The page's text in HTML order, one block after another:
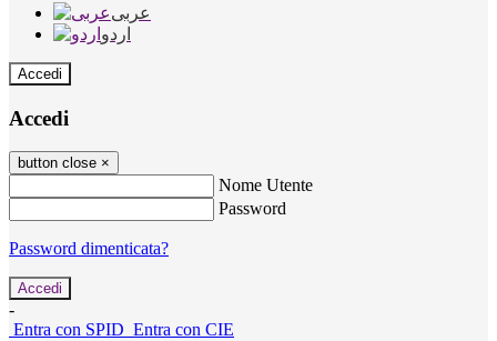
عربى
اردو
Accedi
Accedi
button close ×
Nome Utente
Password
Password dimenticata?
-
Entra con SPID Entra con CIE